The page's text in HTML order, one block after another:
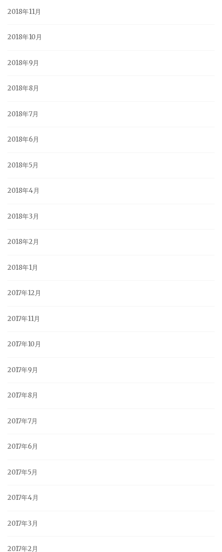
2018年11月
2018年10月
2018年9月
2018年8月
2018年7月
2018年6月
2018年5月
2018年4月
2018年3月
2018年2月
2018年1月
2017年12月
2017年11月
2017年10月
2017年9月
2017年8月
2017年7月
2017年6月
2017年5月
2017年4月
2017年3月
2017年2月